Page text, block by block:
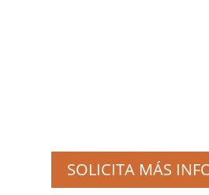
SOLICITA MÁS